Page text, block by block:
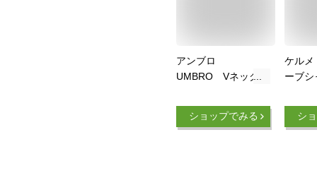
アンブロ
UMBRO Vネック
ツ UUUVJA66 プ
ラクティスシャツ
ショップでみる
ケルメ
ーブシ
ノース
ティ
シ